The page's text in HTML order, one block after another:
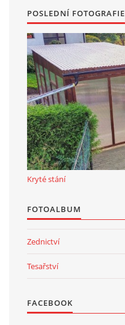
POSLEDNÍ FOTOGRAFIE
Kryté stání
FOTOALBUM
Zednictví
Tesařství
FACEBOOK